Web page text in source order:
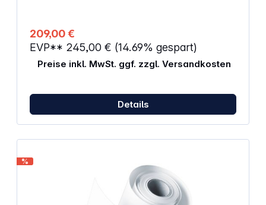
hervorragende Bildstabilität lebendige
Farbwiedergabe geeignet für
Hochgeschwindigkeitsdrucker in der
Großveredelung
209,00 €
EVP** 245,00 € (14.69% gespart)
Preise inkl. MwSt. ggf. zzgl. Versandkosten
Details
%